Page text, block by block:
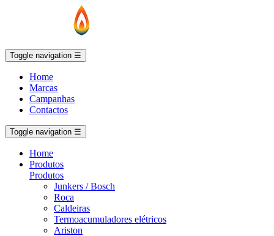
Toggle navigation ☰
Home
Marcas
Campanhas
Contactos
Toggle navigation ☰
Home
Produtos
Produtos
Junkers / Bosch
Roca
Caldeiras
Termoacumuladores elétricos
Ariston